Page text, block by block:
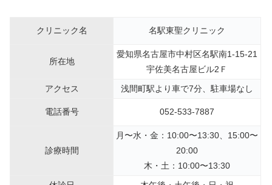
クリニック名 名駅東聖クリニック
所在地
愛知県名古屋市中村区名駅南1-15-21
宇佐美名古屋ビル2Ｆ
アクセス
浅間町駅より車で7分、駐車場なし
電話番号 052-533-7887
診療時間
月〜水・金：10:00〜13:30、15:00〜
20:00
木・土：10:00〜13:30